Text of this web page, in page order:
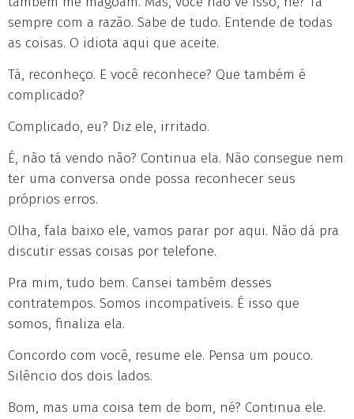
sempre com a razão. Sabe de tudo. Entende de todas
as coisas. O idiota aqui que aceite.
Tá, reconheço. E você reconhece? Que também é
complicado?
Complicado, eu? Diz ele, irritado.
É, não tá vendo não? Continua ela. Não consegue nem
ter uma conversa onde possa reconhecer seus
próprios erros.
Olha, fala baixo ele, vamos parar por aqui. Não dá pra
discutir essas coisas por telefone.
Pra mim, tudo bem. Cansei também desses
contratempos. Somos incompatíveis. É isso que
somos, finaliza ela.
Concordo com você, resume ele. Pensa um pouco.
Silêncio dos dois lados.
Bom, mas uma coisa tem de bom, né? Continua ele.